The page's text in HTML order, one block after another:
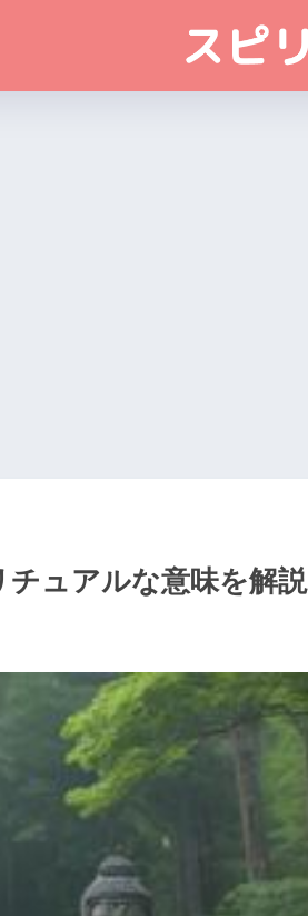
チュアルな意味を解説